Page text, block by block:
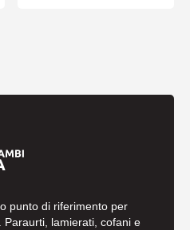
punto di riferimento per
lamierati, cofani e